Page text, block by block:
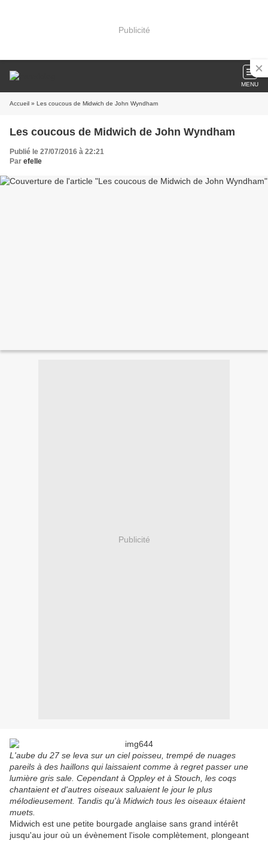
Publicité
MENU
Accueil » Les coucous de Midwich de John Wyndham
Les coucous de Midwich de John Wyndham
Publié le 27/07/2016 à 22:21
Par efelle
Publicité
L'aube du 27 se leva sur un ciel poisseu, trempé de nuages
pareils à des haillons qui laissaient comme à regret passer une
lumière gris sale. Cependant à Oppley et à Stouch, les coqs
chantaient et d'autres oiseaux saluaient le jour le plus
mélodieusement. Tandis qu'à Midwich tous les oiseaux étaient
muets.
Midwich est une petite bourgade anglaise sans grand intérêt
jusqu'au jour où un évènement l'isole complètement, plongeant